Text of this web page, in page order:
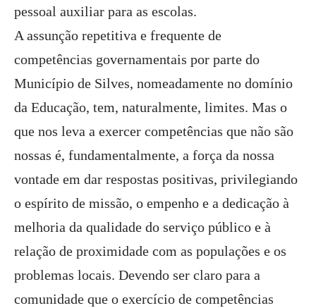
pessoal auxiliar para as escolas.
A assunção repetitiva e frequente de
competências governamentais por parte do
Município de Silves, nomeadamente no domínio
da Educação, tem, naturalmente, limites. Mas o
que nos leva a exercer competências que não são
nossas é, fundamentalmente, a força da nossa
vontade em dar respostas positivas, privilegiando
o espírito de missão, o empenho e a dedicação à
melhoria da qualidade do serviço público e à
relação de proximidade com as populações e os
problemas locais. Devendo ser claro para a
comunidade que o exercício de competências